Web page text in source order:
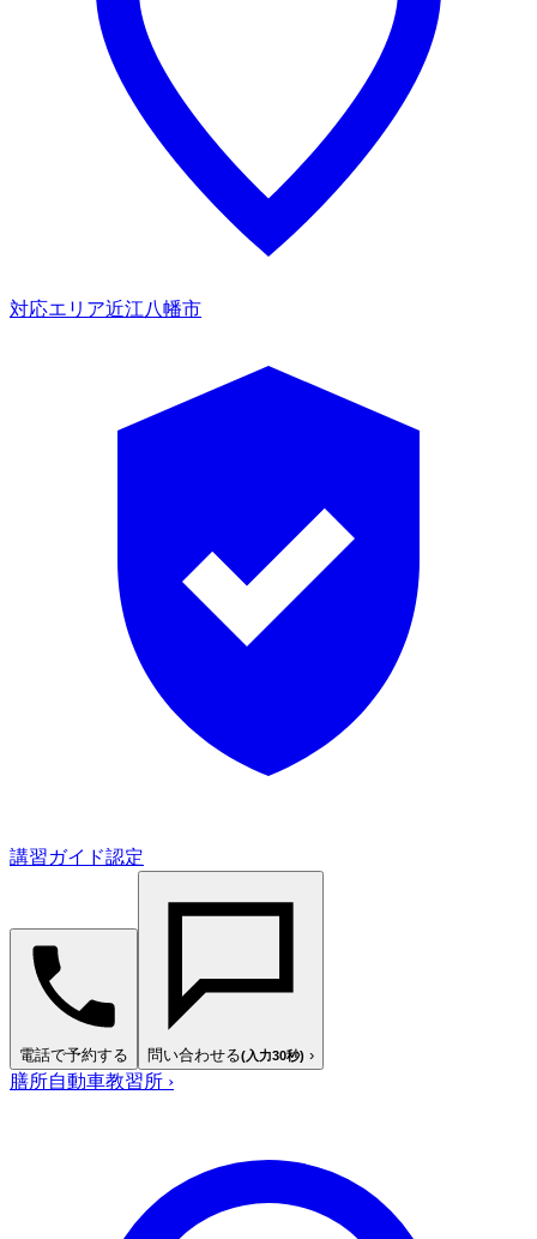
対応エリア近江八幡市
講習ガイド認定
電話で予約する 問い合わせる(入力30秒) ›
膳所自動車教習所 ›